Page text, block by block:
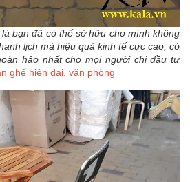
bạn đã có thể sở hữu cho mình không
lịch mà hiệu quả kinh tế cực cao, có
hảo nhất cho mọi người chi đầu tư
ghế hiện đại, văn phòng